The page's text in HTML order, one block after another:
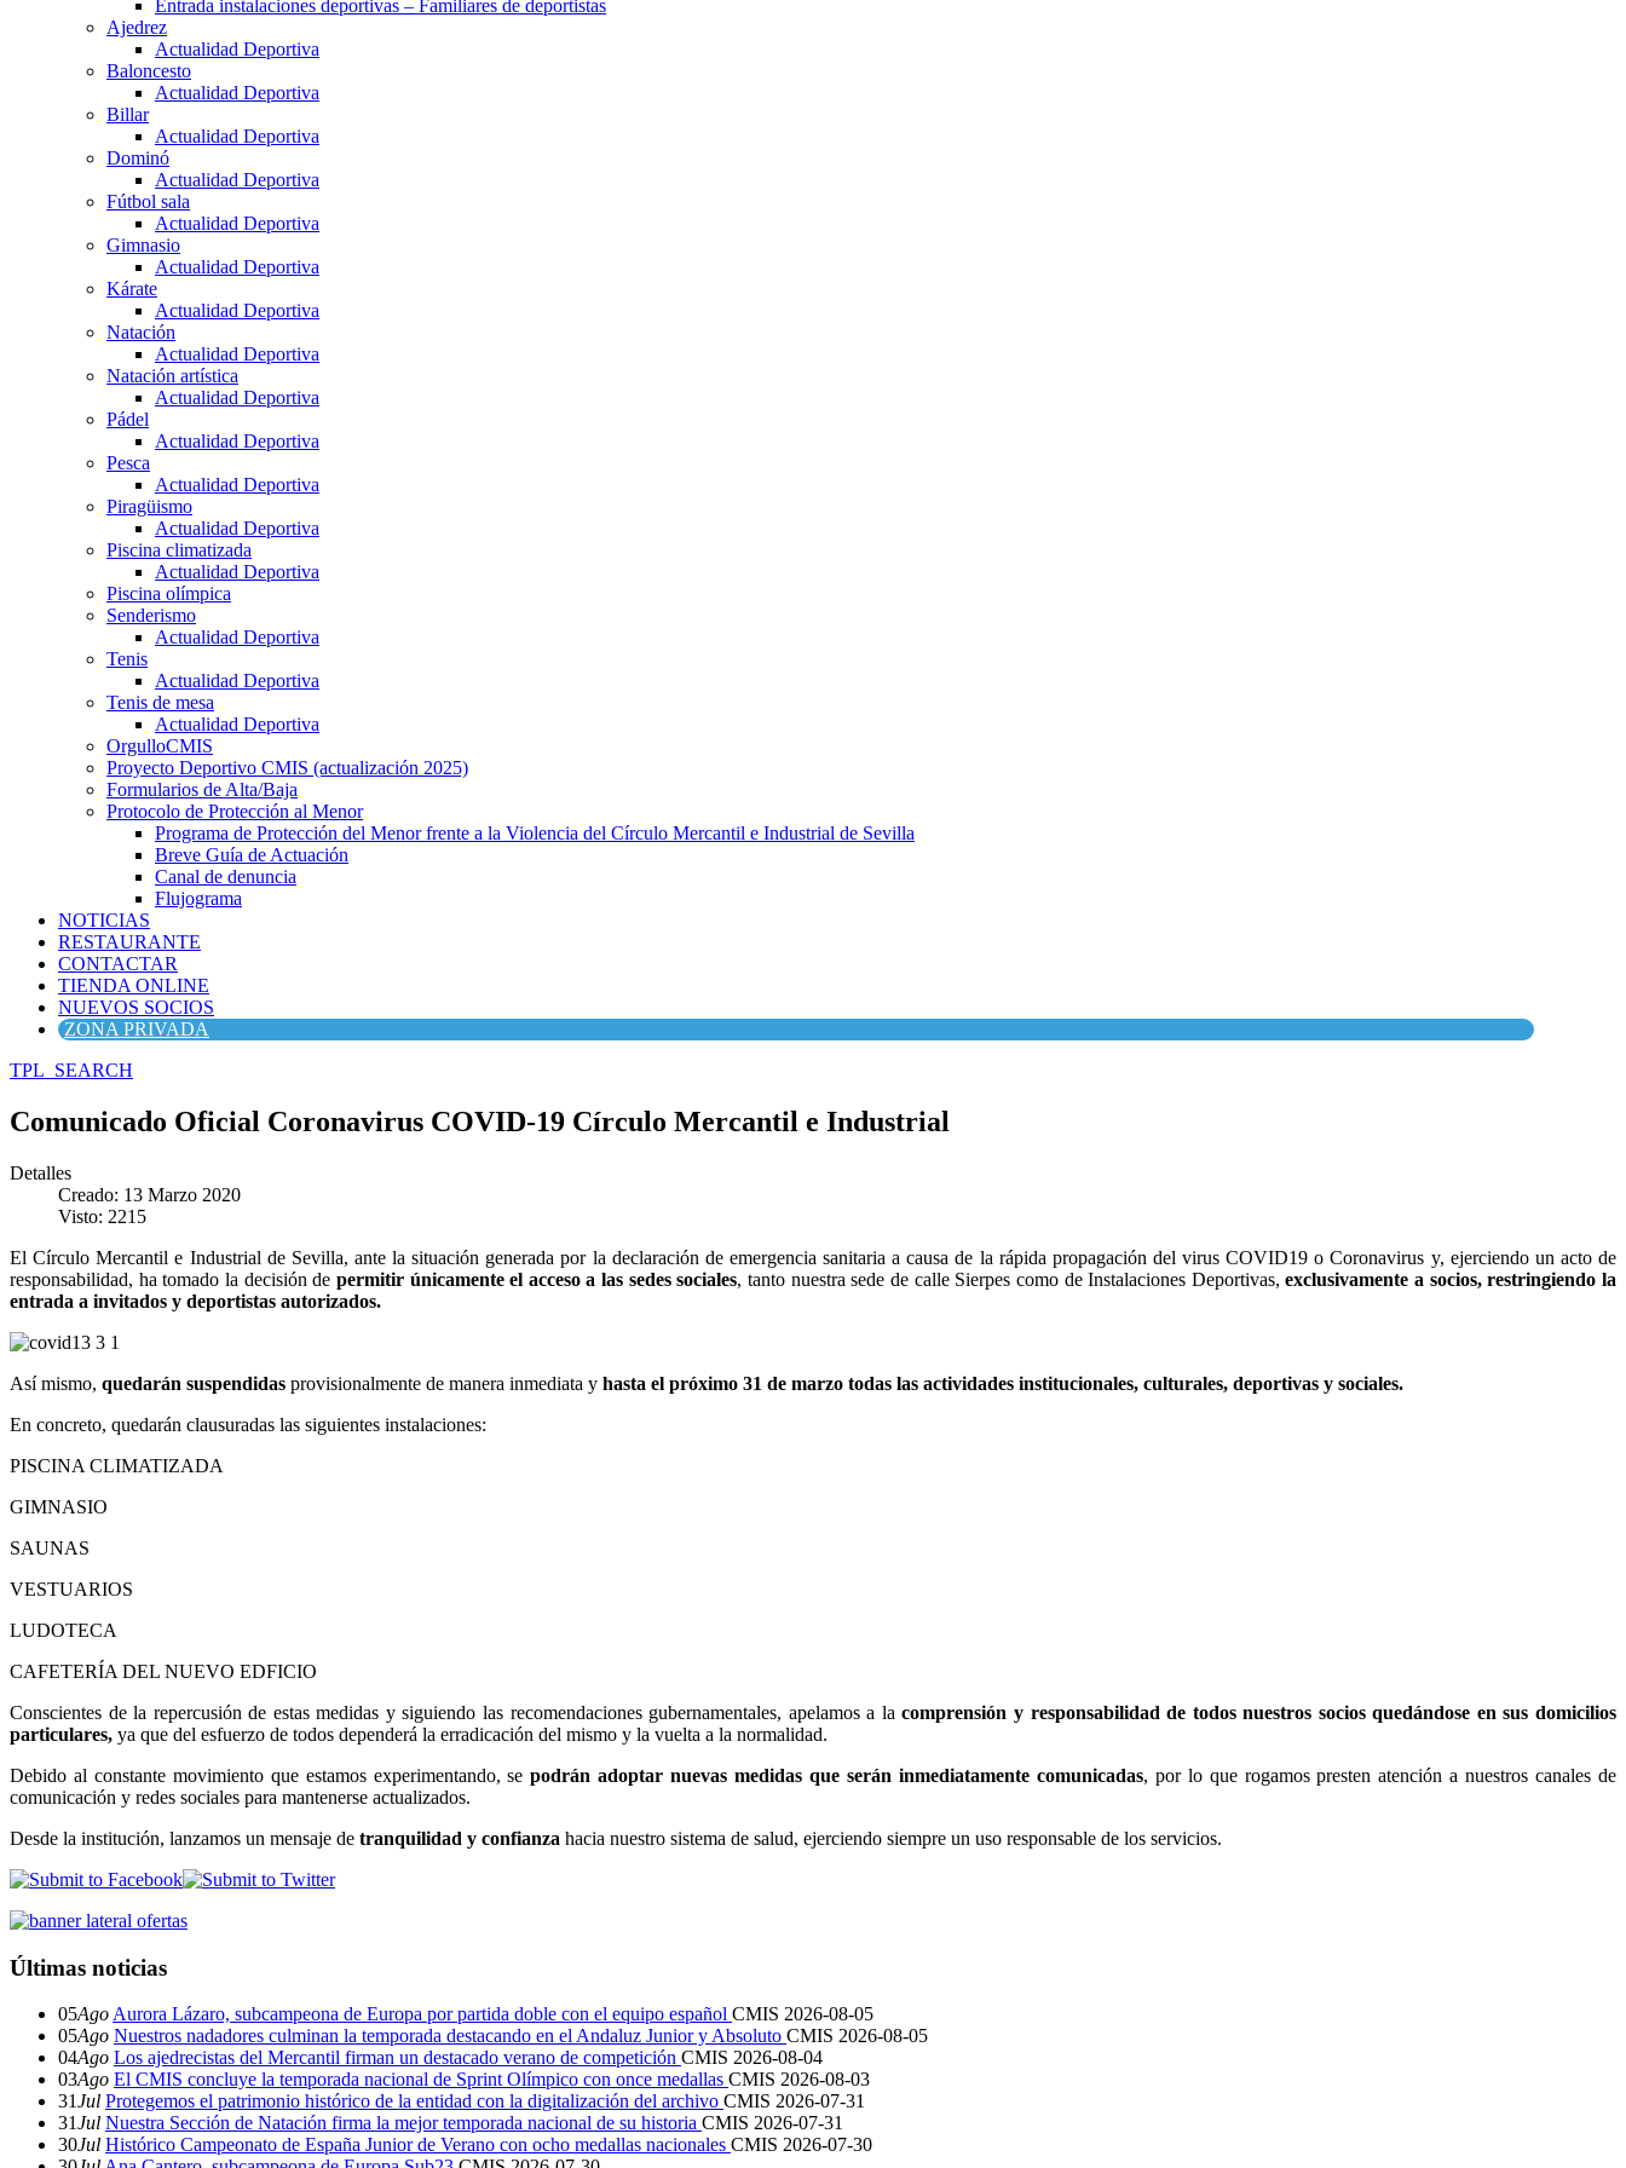
Entrada instalaciones deportivas – Familiares de deportistas
Ajedrez
Actualidad Deportiva
Baloncesto
Actualidad Deportiva
Billar
Actualidad Deportiva
Dominó
Actualidad Deportiva
Fútbol sala
Actualidad Deportiva
Gimnasio
Actualidad Deportiva
Kárate
Actualidad Deportiva
Natación
Actualidad Deportiva
Natación artística
Actualidad Deportiva
Pádel
Actualidad Deportiva
Pesca
Actualidad Deportiva
Piragüismo
Actualidad Deportiva
Piscina climatizada
Actualidad Deportiva
Piscina olímpica
Senderismo
Actualidad Deportiva
Tenis
Actualidad Deportiva
Tenis de mesa
Actualidad Deportiva
OrgulloCMIS
Proyecto Deportivo CMIS (actualización 2025)
Formularios de Alta/Baja
Protocolo de Protección al Menor
Programa de Protección del Menor frente a la Violencia del Círculo Mercantil e Industrial de Sevilla
Breve Guía de Actuación
Canal de denuncia
Flujograma
NOTICIAS
RESTAURANTE
CONTACTAR
TIENDA ONLINE
NUEVOS SOCIOS
ZONA PRIVADA
TPL_SEARCH
Comunicado Oficial Coronavirus COVID-19 Círculo Mercantil e Industrial
Detalles
Creado: 13 Marzo 2020
Visto: 2215
El Círculo Mercantil e Industrial de Sevilla, ante la situación generada por la declaración de emergencia sanitaria a causa de la rápida propagación del virus COVID19 o Coronavirus y, ejerciendo un acto de
responsabilidad, ha tomado la decisión de permitir únicamente el acceso a las sedes sociales, tanto nuestra sede de calle Sierpes como de Instalaciones Deportivas,exclusivamente a socios, restringiendo la
entrada a invitados y deportistas autorizados.
Así mismo, quedarán suspendidas provisionalmente de manera inmediata y hasta el próximo 31 de marzo todas las actividades institucionales, culturales, deportivas y sociales.
En concreto, quedarán clausuradas las siguientes instalaciones:
PISCINA CLIMATIZADA
GIMNASIO
SAUNAS
VESTUARIOS
LUDOTECA
CAFETERÍA DEL NUEVO EDFICIO
Conscientes de la repercusión de estas medidas y siguiendo las recomendaciones gubernamentales, apelamos a lacomprensión y responsabilidad de todos nuestros socios quedándose en sus domicilios
particulares, ya que del esfuerzo de todos dependerá la erradicación del mismo y la vuelta a la normalidad.
Debido al constante movimiento que estamos experimentando, sepodrán adoptar nuevas medidas que serán inmediatamente comunicadas, por lo que rogamos presten atención a nuestros canales de
comunicación y redes sociales para mantenerse actualizados.
Desde la institución, lanzamos un mensaje de tranquilidad y confianza hacia nuestro sistema de salud, ejerciendo siempre un uso responsable de los servicios.
Últimas noticias
05Ago Aurora Lázaro, subcampeona de Europa por partida doble con el equipo español CMIS 2026-08-05
05Ago Nuestros nadadores culminan la temporada destacando en el Andaluz Junior y Absoluto CMIS 2026-08-05
04Ago Los ajedrecistas del Mercantil firman un destacado verano de competición CMIS 2026-08-04
03Ago El CMIS concluye la temporada nacional de Sprint Olímpico con once medallas CMIS 2026-08-03
31Jul Protegemos el patrimonio histórico de la entidad con la digitalización del archivo CMIS 2026-07-31
31Jul Nuestra Sección de Natación firma la mejor temporada nacional de su historia CMIS 2026-07-31
30Jul Histórico Campeonato de España Junior de Verano con ocho medallas nacionales CMIS 2026-07-30